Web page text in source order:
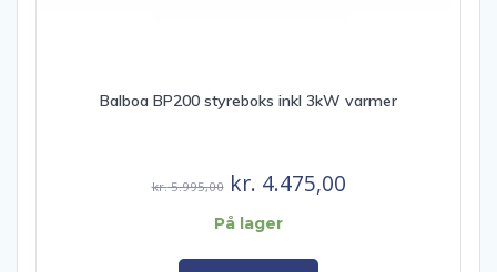
Balboa BP200 styreboks inkl 3kW varmer
kr.5.995,00 Den
oprindelige
kr. 4.475,00Den
På lager